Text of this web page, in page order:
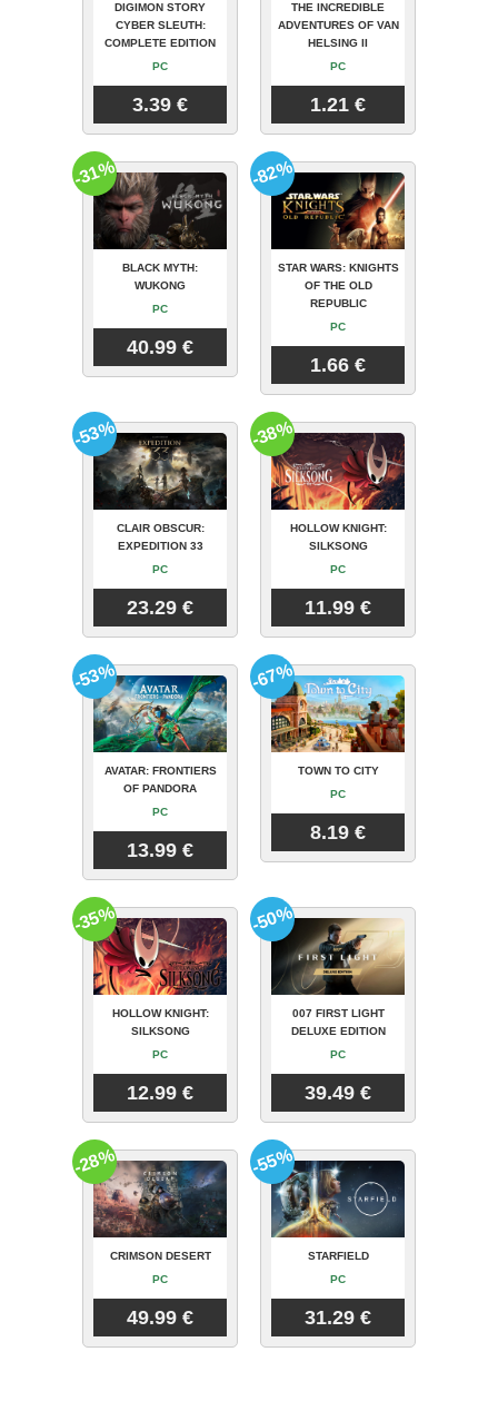
DIGIMON STORY
CYBER SLEUTH:
COMPLETE EDITION
PC
3.39 €
THE INCREDIBLE
ADVENTURES OF VAN
HELSING II
PC
1.21 €
BLACK MYTH:
WUKONG
PC
40.99 €
-31%
STAR WARS: KNIGHTS
OF THE OLD
REPUBLIC
PC
1.66 €
-82%
CLAIR OBSCUR:
EXPEDITION 33
PC
23.29 €
-53%
HOLLOW KNIGHT:
SILKSONG
PC
11.99 €
-38%
AVATAR: FRONTIERS
OF PANDORA
PC
13.99 €
-53%
TOWN TO CITY
PC
8.19 €
-67%
HOLLOW KNIGHT:
SILKSONG
PC
12.99 €
-35%
007 FIRST LIGHT
DELUXE EDITION
PC
39.49 €
-50%
CRIMSON DESERT
PC
49.99 €
-28%
STARFIELD
PC
31.29 €
-55%